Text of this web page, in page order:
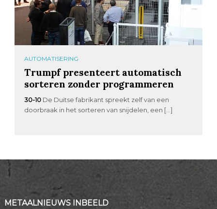
AUTOMATISERING
Trumpf presenteert automatisch
sorteren zonder programmeren
30-10 De Duitse fabrikant spreekt zelf van een
doorbraak in het sorteren van snijdelen, een […]
METAALNIEUWS INBEELD